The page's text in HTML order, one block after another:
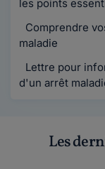
les points
Comprendre
maladie
Lettre pour
d'un arrêt
Les